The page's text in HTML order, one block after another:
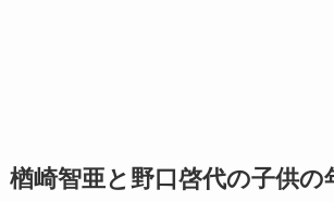
楢崎智亜と野口啓代の子供の